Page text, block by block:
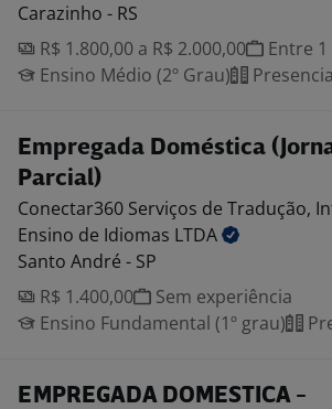
Carazinho - RS
R$ 1.800,00 a R$ 2.000,00
Entre 1
Ensino Médio (2º Grau)
Empregada Doméstica
Parcial)
Conectar360 Serviços de Tradução,
Ensino de Idiomas LTDA
Santo André - SP
R$ 1.400,00
Sem experiência
Ensino Fundamental (1º grau)
EMPREGADA DOMESTICA -